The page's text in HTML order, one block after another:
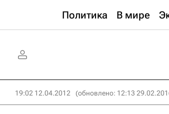
Политика В мире
19:02 12.04.2012 (обновлено: 12:13